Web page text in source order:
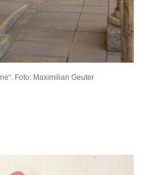
Foto: Maximilian Geuter